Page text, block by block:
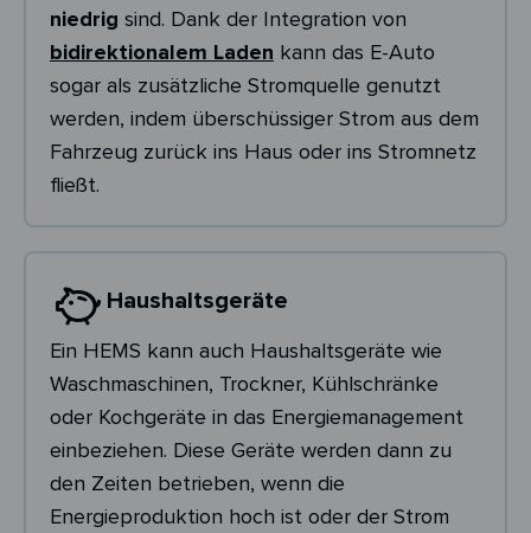
niedrig sind. Dank der Integration von
bidirektionalem Laden kann das E-Auto
sogar als zusätzliche Stromquelle genutzt
werden, indem überschüssiger Strom aus dem
Fahrzeug zurück ins Haus oder ins Stromnetz
fließt.
Haushaltsgeräte​
Ein HEMS kann auch Haushaltsgeräte wie
Waschmaschinen, Trockner, Kühlschränke
oder Kochgeräte in das Energiemanagement
einbeziehen. Diese Geräte werden dann zu
den Zeiten betrieben, wenn die
Energieproduktion hoch ist oder der Strom